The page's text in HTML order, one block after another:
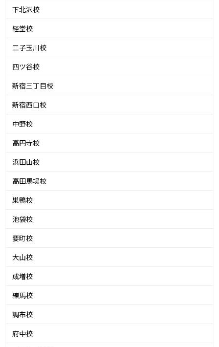
下北沢校
経堂校
二子玉川校
四ツ谷校
新宿三丁目校
新宿西口校
中野校
高円寺校
浜田山校
高田馬場校
巣鴨校
池袋校
要町校
大山校
成増校
練馬校
調布校
府中校